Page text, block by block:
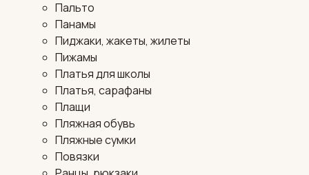
Пальто
Панамы
Пиджаки, жакеты, жилеты
Пижамы
Платья для школы
Платья, сарафаны
Плащи
Пляжная обувь
Пляжные сумки
Повязки